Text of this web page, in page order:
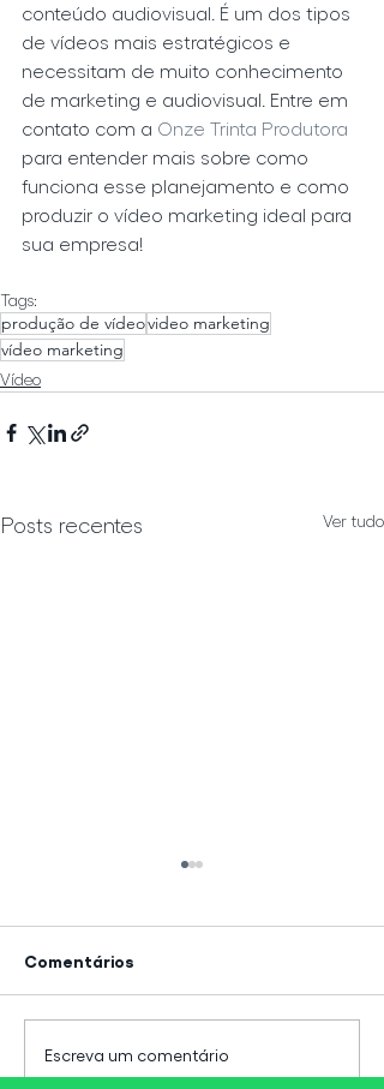
conteúdo audiovisual. É um dos tipos
de vídeos mais estratégicos e
necessitam de muito conhecimento
de marketing e audiovisual. Entre em
contato com a Onze Trinta Produtora
para entender mais sobre como
funciona esse planejamento e como
produzir o vídeo marketing ideal para
sua empresa!
Tags:
produção de vídeovideo marketing
vídeo marketing
Vídeo
Posts recentes Ver tudo
Tráfego online, aumento
de vendas e
Comentários
Escreva um comentário